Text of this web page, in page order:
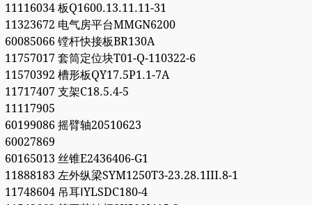
11116034 板Q1600.13.11.11-31
11323672 电气房平台MMGN6200
60085066 镗杆快接板BR130A
11757017 套筒定位块T01-Q-110322-6
11570392 槽形板QY17.5P1.1-7A
11717407 支架C18.5.4-5
11117905
60199086 摇臂轴20510623
60027869
60165013 丝锥E2436406-G1
11888183 左外纵梁SYM1250T3-23.28.1III.8-1
11748604 吊耳ⅠYLSDC180-4